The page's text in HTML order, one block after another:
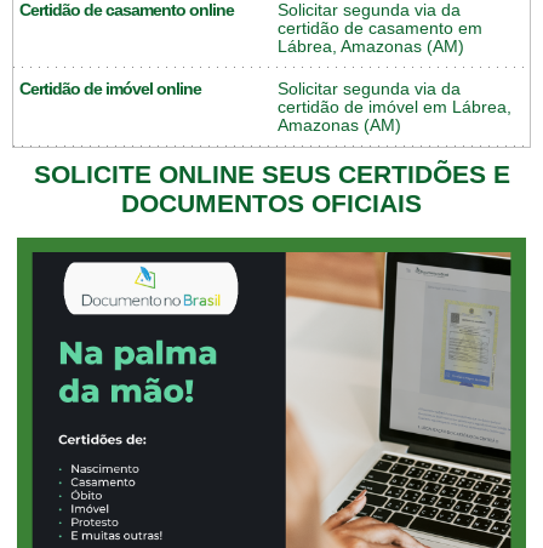
Certidão de casamento online
Solicitar segunda via da
certidão de casamento em
Lábrea, Amazonas (AM)
Certidão de imóvel online
Solicitar segunda via da
certidão de imóvel em Lábrea,
Amazonas (AM)
SOLICITE ONLINE SEUS CERTIDÕES E
DOCUMENTOS OFICIAIS